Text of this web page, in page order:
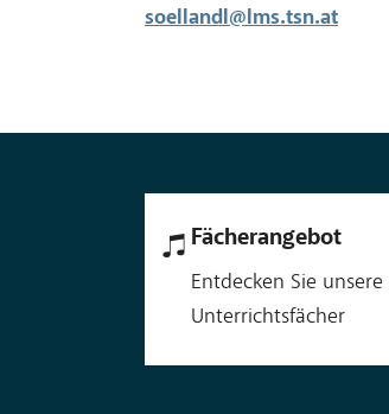
soellandl@lms.tsn.at
Fächerangebot
Entdecken Sie unsere
Unterrichtsfächer